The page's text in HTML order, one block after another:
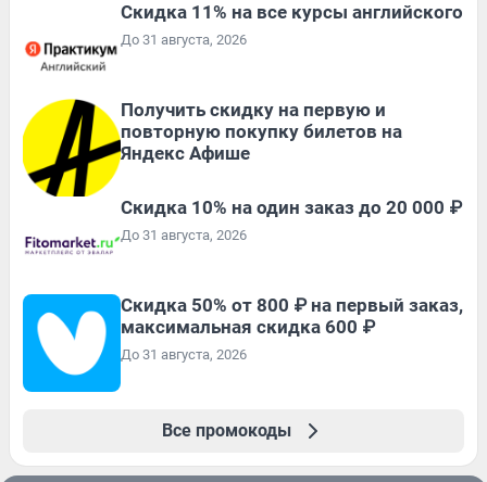
Скидка 11% на все курсы английского
До 31 августа, 2026
Получить скидку на первую и
повторную покупку билетов на
Яндекс Афише
Скидка 10% на один заказ до 20 000 ₽
До 31 августа, 2026
Скидка 50% от 800 ₽ на первый заказ,
максимальная скидка 600 ₽
До 31 августа, 2026
Все промокоды